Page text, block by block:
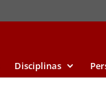
Disciplinas